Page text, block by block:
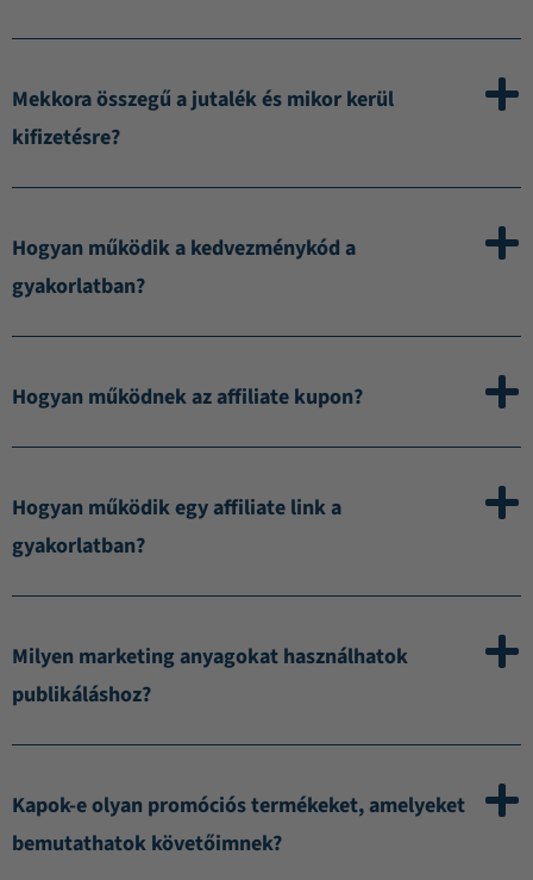
Mekkora összegű a jutalék és mikor kerül
kifizetésre?
Hogyan működik a kedvezménykód a
gyakorlatban?
Hogyan működnek az affiliate kupon?
Hogyan működik egy affiliate link a
gyakorlatban?
Milyen marketing anyagokat használhatok
publikáláshoz?
Kapok-e olyan promóciós termékeket, amelyeket
bemutathatok követőimnek?